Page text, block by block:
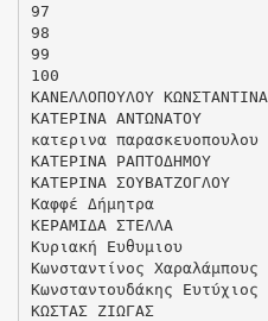
97
98
99
100
ΚΑΝΕΛΛΟΠΟΥΛΟΥ ΚΩΝΣΤΑΝΤΙΝΑ
ΚΑΤΕΡΙΝΑ ΑΝΤΩΝΑΤΟΥ
κατερινα παρασκευοπουλου
ΚΑΤΕΡΙΝΑ ΡΑΠΤΟΔΗΜΟΥ
ΚΑΤΕΡΙΝΑ ΣΟΥΒΑΤΖΟΓΛΟΥ
Καφφέ Δήμητρα
ΚΕΡΑΜΙΔΑ ΣΤΕΛΛΑ
Κυριακή Ευθυμιου
Κωνσταντίνος Χαραλάμπους
Κωνσταντουδάκης Ευτύχιος
ΚΩΣΤΑΣ ΖΙΩΓΑΣ